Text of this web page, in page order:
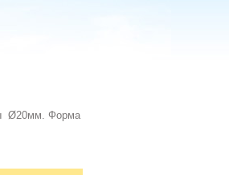
Ø20мм. Форма